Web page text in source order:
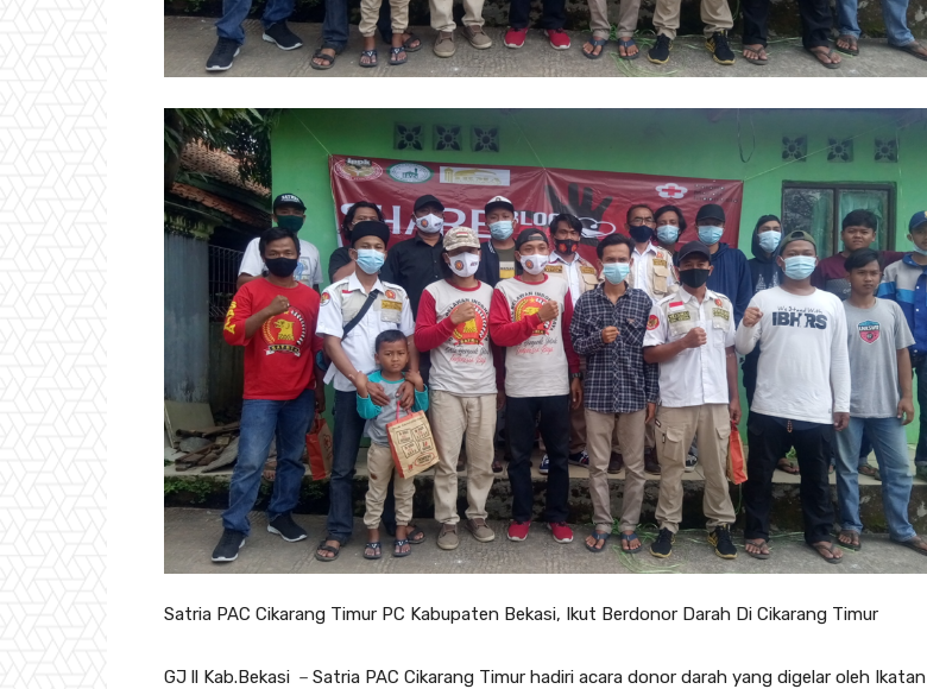
Satria PAC Cikarang Timur PC Kabupaten Bekasi, Ikut Berdonor Darah Di Cikarang Timur
GJ ll Kab.Bekasi －Satria PAC Cikarang Timur hadiri acara donor darah yang digelar oleh Ikatan